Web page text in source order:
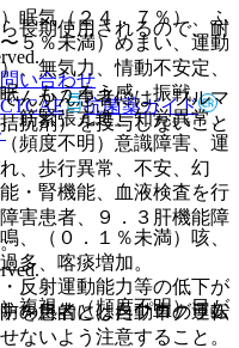
長期使用されるので、耐
んかん患者には、フルマ
抗剤）を投与しないこと
・腎機能、血液検査を行
害患者、９．３肝機能障
反射運動能力等の低下が
の患者には自動車の運転
ないよう注意すること。
眠気（２４．７％）、ふ
５％未満）めまい、運動
、無気力、情動不安定、
、もうろう感、振戦、
筋緊張亢進、知覚異常、
頻度不明）意識障害、運
、歩行異常、不安、幻
（０．１％未満）咳、
多、喀痰増加。
複視、（頻度不明）目が
い合わせ
CTCAE
抗菌薬ガイド
を目的としたプログラム